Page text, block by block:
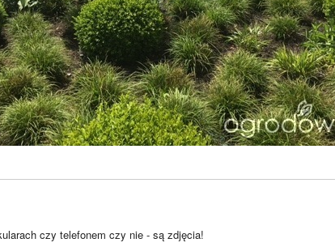
czy telefonem czy nie - są zdjęcia!